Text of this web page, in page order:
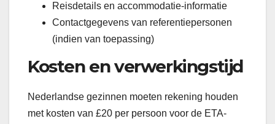
Reisdetails en accommodatie-informatie
Contactgegevens van referentiepersonen
(indien van toepassing)
Kosten en verwerkingstijd
Nederlandse gezinnen moeten rekening houden
met kosten van £20 per persoon voor de ETA-